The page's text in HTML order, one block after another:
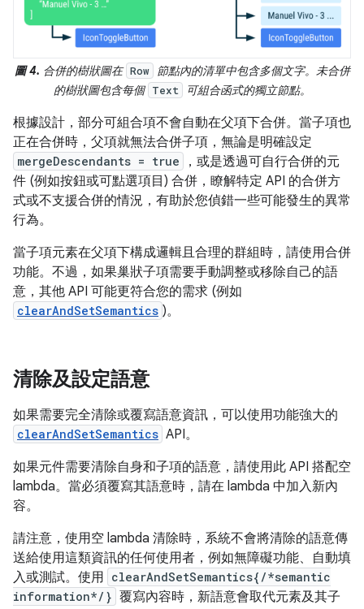
圖 4. 合併的樹狀圖在 Row
節點內的清單中包含多個文字。未合併
的樹狀圖包含每個 Text 可組合函式的獨立節點。
根據設計，部分可組合項不會自動在父項下合併。當子項也
正在合併時，父項就無法合併子項，無論是明確設定
mergeDescendants = true
，或是透過可自行合併的元
件 (例如按鈕或可點選項目) 合併，瞭解特定 API 的合併方
式或不支援合併的情況，有助於您偵錯一些可能發生的異常
行為。
當子項元素在父項下構成邏輯且合理的群組時，請使用合併
功能。不過，如果巢狀子項需要手動調整或移除自己的語
意，其他 API 可能更符合您的需求 (例如
clearAndSetSemantics )。
清除及設定語意
如果需要完全清除或覆寫語意資訊，可以使用功能強大的
clearAndSetSemantics API。
如果元件需要清除自身和子項的語意，請使用此 API 搭配空
lambda。當必須覆寫其語意時，請在 lambda 中加入新內
容。
請注意，使用空 lambda 清除時，系統不會將清除的語意傳
送給使用這類資訊的任何使用者，例如無障礙功能、自動填
入或測試。使用 clearAndSetSemantics{/*semantic
information*/} 覆寫內容時，新語意會取代元素及其子